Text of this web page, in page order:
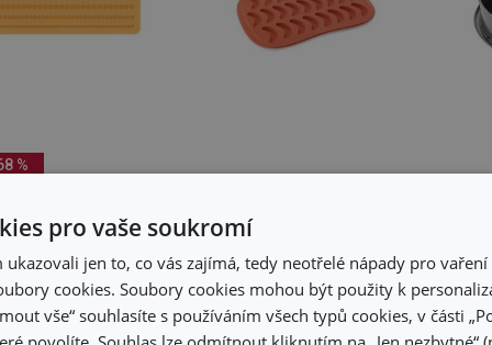
%
Kč
rohlíčky DELÍCIA
SiliconPRIME
439 Kč
ø
pro vaše soukromí
ukazovali jen to, co vás zajímá, tedy neotřelé nápady pro
cookies. Soubory cookies mohou být použity k
vše“ souhlasíte s používáním všech typů cookies, v části